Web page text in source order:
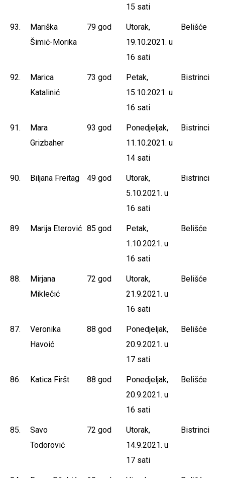
15 sati
93.
Mariška
Šimić-Morika
79 god
Utorak,
19.10.2021. u
16 sati
Belišće
92.
Marica
Katalinić
73 god
Petak,
15.10.2021. u
16 sati
Bistrinci
91.
Mara
Grizbaher
93 god
Ponedjeljak,
11.10.2021. u
14 sati
Bistrinci
90. Biljana Freitag 49 god
Utorak,
5.10.2021. u
16 sati
Bistrinci
89. Marija Eterović 85 god
Petak,
1.10.2021. u
16 sati
Belišće
88.
Mirjana
Miklečić
72 god
Utorak,
21.9.2021. u
16 sati
Belišće
87.
Veronika
Havoić
88 god
Ponedjeljak,
20.9.2021. u
17 sati
Belišće
86. Katica Firšt 88 god
Ponedjeljak,
20.9.2021. u
16 sati
Belišće
85.
Savo
Todorović
72 god
Utorak,
14.9.2021. u
17 sati
Bistrinci